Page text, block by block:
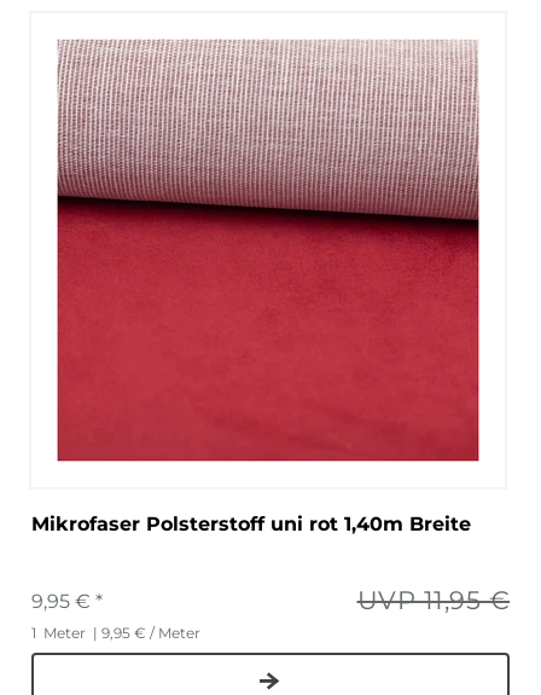
Mikrofaser Polsterstoff uni rot 1,40m Breite
UVP 11,95 €
9,95 € *
1 Meter | 9,95 € / Meter